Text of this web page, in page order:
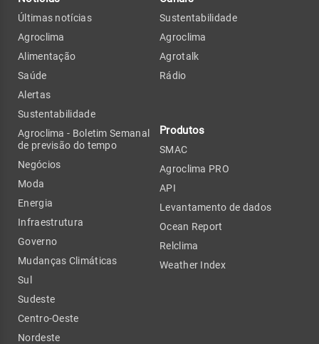
Últimas notícias
Agroclima
Alimentação
Saúde
Alertas
Sustentabilidade
Agroclima - Boletim Semanal
de previsão do tempo
Negócios
Moda
Energia
Infraestrutura
Governo
Mudanças Climáticas
Sul
Sudeste
Centro-Oeste
Nordeste
Sustentabilidade
Agroclima
Agrotalk
Rádio
Produtos
SMAC
Agroclima PRO
API
Levantamento de dados
Ocean Report
Relclima
Weather Index